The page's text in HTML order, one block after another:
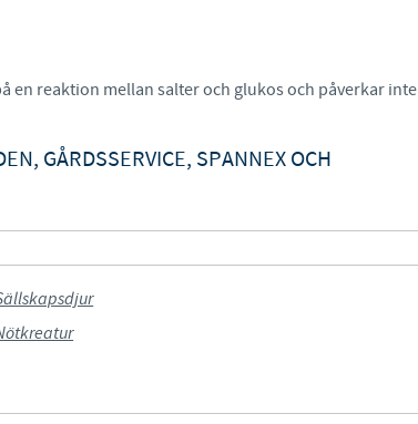
en reaktion mellan salter och glukos och påverkar inte
GÅRDSSERVICE, SPANNEX OCH